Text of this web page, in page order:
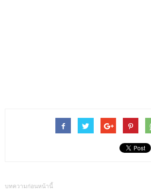
บทความก่อนหน้านี้